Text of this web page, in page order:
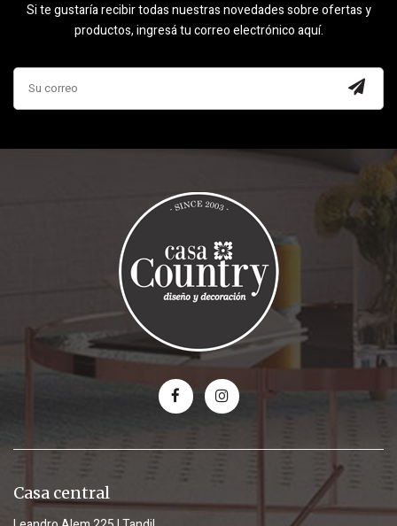
Si te gustaría recibir todas nuestras novedades sobre ofertas y
productos, ingresá tu correo electrónico aquí.
Casa central